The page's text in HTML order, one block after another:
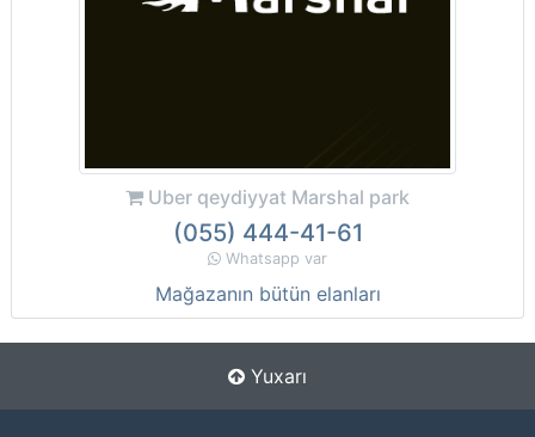
Uber qeydiyyat Marshal park
(055) 444-41-61
Whatsapp var
Mağazanın bütün elanları
Yuxarı